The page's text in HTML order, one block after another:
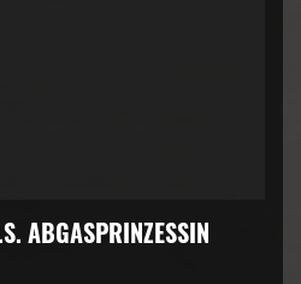
ABGASPRINZESSIN